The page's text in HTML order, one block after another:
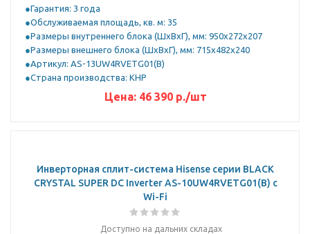
Гарантия: 3 года
Обслуживаемая площадь, кв. м: 35
Размеры внутреннего блока (ШхВхГ), мм: 950x272x207
Размеры внешнего блока (ШхВхГ), мм: 715x482x240
Артикул: AS-13UW4RVETG01(B)
Страна производства: КНР
Цена: 46 390р./шт
Инверторная сплит-система Hisense серии BLACK
CRYSTAL SUPER DC Inverter AS-10UW4RVETG01(B) с
Wi-Fi
Доступно на дальних складах